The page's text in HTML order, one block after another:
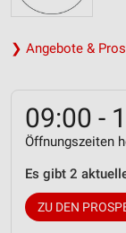
❯ Angebote &
09:00 -
Öffnungszeiten
Es gibt 2
ZU DEN